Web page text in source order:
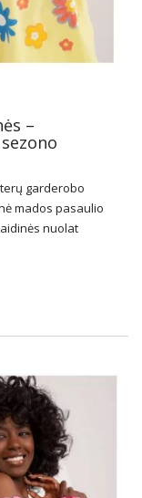
–
garderobo
mados pasaulio
nuolat